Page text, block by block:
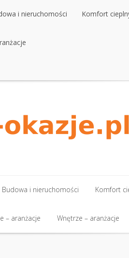
i nieruchomości
i nieruchomości
Komfort
Budowa i nieruchomości
Budowa i nieruchomości
Komfort
Komfort
– aranżacje Wnętrze – aranżacje